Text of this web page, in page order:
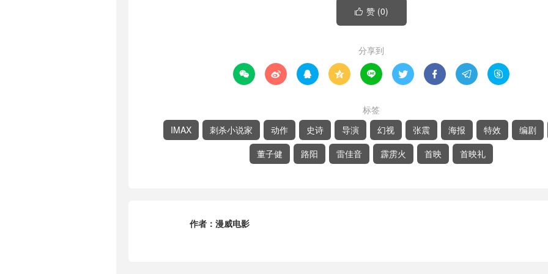
 赞 (0)
分享到
        
标签
IMAX
刺杀小说家 动作 史诗 导演 幻视 张震 海报 特效
编剧
董子健
路阳 雷佳音 霹雳火 首映 首映礼
作者： 漫威电影